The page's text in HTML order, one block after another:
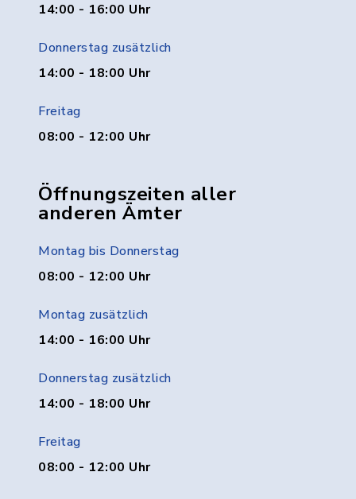
14:00 - 16:00 Uhr
Donnerstag zusätzlich
14:00 - 18:00 Uhr
Freitag
08:00 - 12:00 Uhr
Öffnungszeiten aller
anderen Ämter
Montag bis Donnerstag
08:00 - 12:00 Uhr
Montag zusätzlich
14:00 - 16:00 Uhr
Donnerstag zusätzlich
14:00 - 18:00 Uhr
Freitag
08:00 - 12:00 Uhr